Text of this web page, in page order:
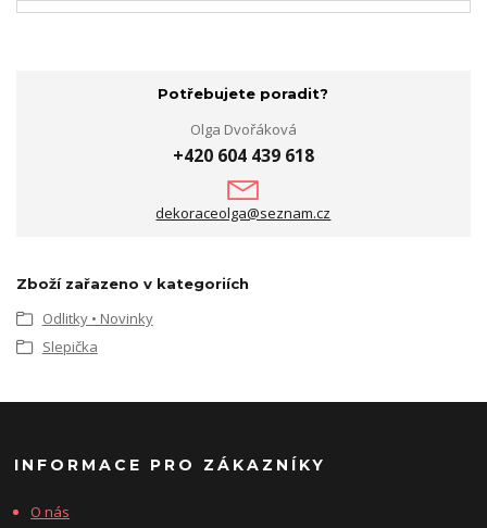
Potřebujete poradit?
Olga Dvořáková
+420 604 439 618
dekoraceolga@seznam.cz
Zboží zařazeno v kategoriích
Odlitky • Novinky
Slepička
INFORMACE PRO ZÁKAZNÍKY
O nás